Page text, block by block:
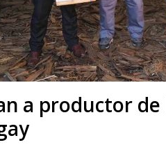
a productor